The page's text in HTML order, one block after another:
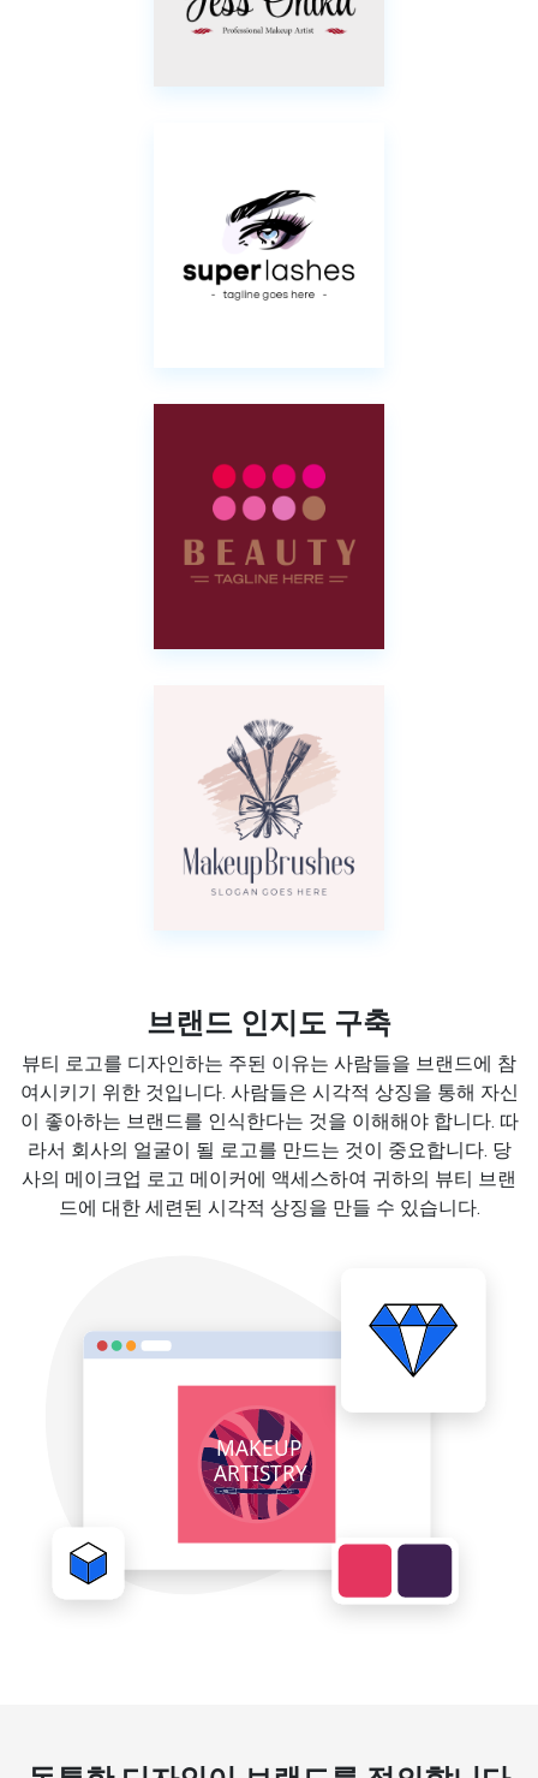
브랜드 인지도 구축
뷰티 로고를 디자인하는 주된 이유는 사람들을 브랜드에 참
여시키기 위한 것입니다. 사람들은 시각적 상징을 통해 자신
이 좋아하는 브랜드를 인식한다는 것을 이해해야 합니다. 따
라서 회사의 얼굴이 될 로고를 만드는 것이 중요합니다. 당
사의 메이크업 로고 메이커에 액세스하여 귀하의 뷰티 브랜
드에 대한 세련된 시각적 상징을 만들 수 있습니다.